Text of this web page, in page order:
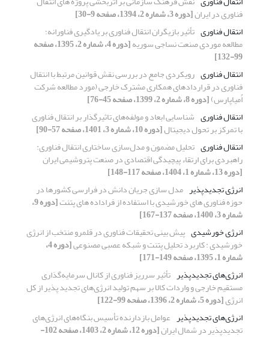
فناوری در ایران[دوره 3، شماره 2، 1394، صفحه 9-30]
انتقال فناوری تأثیر بازیگران انتقال فناوری بر یادگیری فناورانه؛
مطالعه موردی صنعت نساجی سوریه [دوره 4، شماره 2، 1395، صفحه
99-132]
انتقال فناوری رویکردی جامع در بررسی نقش قوانین مرتبط با انتقال
فناوری در قراردادهای همکاری مشترک خارجی (مورد مطالعه شرکت
اُمیاپارس)[دوره 8، شماره 2، 1399، صفحه 45-76]
انتقال فناوری شناسایی ابعاد و مولفه‌های تاثیرگذار بر انتقال فناوری
با تمرکز بر تحول دیجیتال[دوره 10، شماره 3، 1401، صفحه 57-90]
انتقال فناوری تحلیل مضمون و مدل‌سازی ساختاری انتقال فناوری:
راهبردی برای ارتقاء پیچیدگی اقتصادی در صنعت پتروشیمی ایران
[دوره 13، شماره 1، 1404، صفحه 117-148]
انرژی تجدید‌پذیر مدل سازی جریان دانش در فرارسی کشورها در
حوزه فناوری های خورشیدی با استفاده از فراداده های پتنت [دوره 9،
شماره 3، 1400، صفحه 137-167]
انرژی خورشیدی پیش بینی تحقیقات فناوری در قلمرو منتخب از انرژی
خورشیدی : کاربرد تحلیل پتنت و شبکه عصبی مصنوعی [دوره 4،
شماره 1، 1395، صفحه 149-171]
انرژی‌های تجدیدپذیر تأثیر سرریز فناوری از کانال سرمایه‌گذاری
مستقیم خارجی و واردات کالا بر سهم تولید انرژی‌های تجدید پذیر از کل
انرژی[دوره 5، شماره 2، 1396، صفحه 99-122]
انرژی‌های تجدیدپذیر عوامل بازدارنده تأسیس بنگاه‌های انرژی‌های
تجدیدپذیر در شمال ایران [دوره 12، شماره 2، 1403، صفحه 102-